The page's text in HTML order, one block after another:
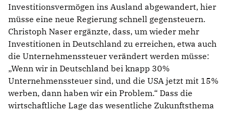
Investitionsvermögen ins Ausland abgewandert, hier
müsse eine neue Regierung schnell gegensteuern.
Christoph Naser ergänzte, dass, um wieder mehr
Investitionen in Deutschland zu erreichen, etwa auch
die Unternehmenssteuer verändert werden müsse:
Wenn wir in Deutschland bei knapp 30%
Unternehmenssteuer sind, und die USA jetzt mit 15%
werben, dann haben wir ein Problem.“ Dass die
wirtschaftliche Lage das wesentliche Zukunftsthema